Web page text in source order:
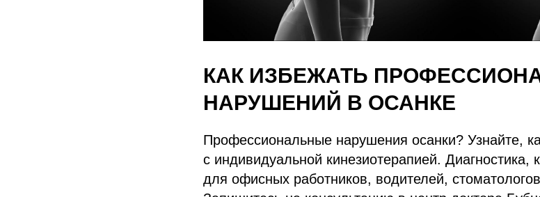
КАК ИЗБЕЖАТЬ
НАРУШЕНИЙ В ОСАНКЕ
Профессиональные нарушения осанки? Узнайте,
с индивидуальной кинезиотерапией. Диагностика,
для офисных работников, водителей,